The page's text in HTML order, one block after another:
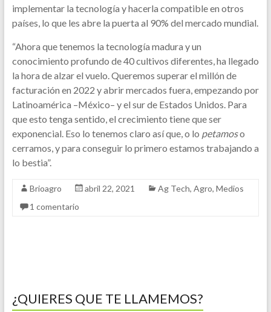
implementar la tecnología y hacerla compatible en otros
países, lo que les abre la puerta al 90% del mercado mundial.
“Ahora que tenemos la tecnología madura y un
conocimiento profundo de 40 cultivos diferentes, ha llegado
la hora de alzar el vuelo. Queremos superar el millón de
facturación en 2022 y abrir mercados fuera, empezando por
Latinoamérica –México– y el sur de Estados Unidos. Para
que esto tenga sentido, el crecimiento tiene que ser
exponencial. Eso lo tenemos claro así que, o lo petamoso
cerramos, y para conseguir lo primero estamos trabajando a
lo bestia”.
Brioagro abril 22, 2021 Ag Tech, Agro, Medios
1 comentario
¿QUIERES QUE TE LLAMEMOS?